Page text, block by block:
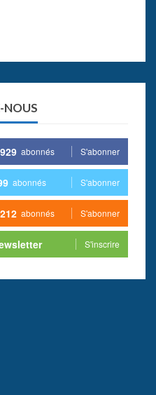
NOUS
abonnés S'abonner
abonnés S'abonner
abonnés S'abonner
S'inscrire